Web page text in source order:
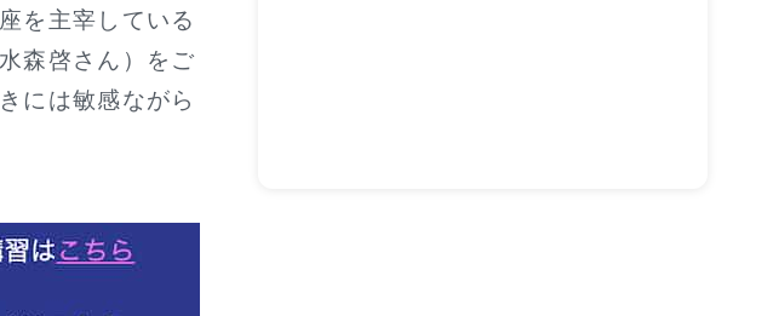
を主宰している
森啓さん）をご
には敏感ながら